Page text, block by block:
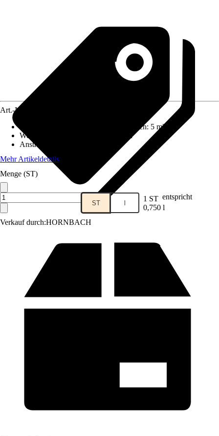
Verkauf durch:HORNBACH
Art.-Nr.
Reichweite (ca.) bei einmaligem Anstrich: 5 m²/l
Wetter- und UV-Beständigkeit
Nein
Anstrichart
Mehr Artikeldetails
Menge (ST)
ST l 1 ST entspricht
0,750 l